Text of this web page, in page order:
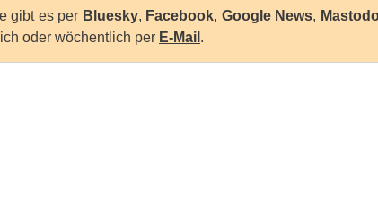
gibt es per Bluesky, Facebook, Google News,
oder wöchentlich per E-Mail .